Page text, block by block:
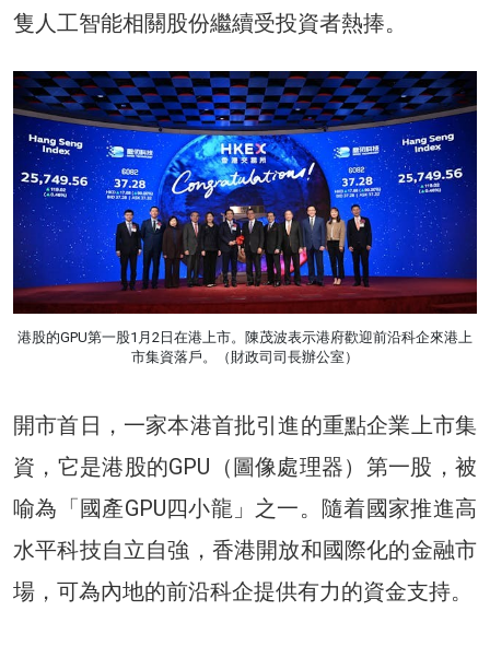
隻人工智能相關股份繼續受投資者熱捧。
港股的GPU第一股1月2日在港上市。陳茂波表示港府歡迎前沿科企來港上
市集資落戶。（財政司司長辦公室）
開市首日，一家本港首批引進的重點企業上市集
資，它是港股的GPU（圖像處理器）第一股，被
喻為「國產GPU四小龍」之一。隨着國家推進高
水平科技自立自強，香港開放和國際化的金融市
場，可為內地的前沿科企提供有力的資金支持。